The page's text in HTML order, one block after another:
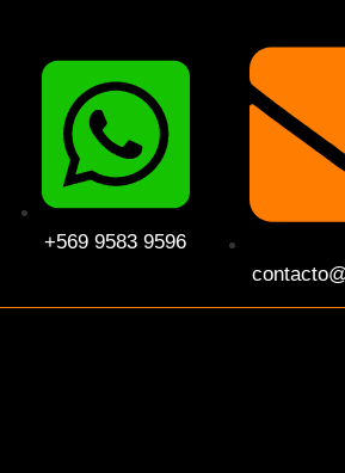
+569 9583 9596